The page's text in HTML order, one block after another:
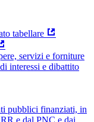
tabellare
servizi e forniture
interessi e dibattito
pubblici finanziati, in
e dal PNC e dai